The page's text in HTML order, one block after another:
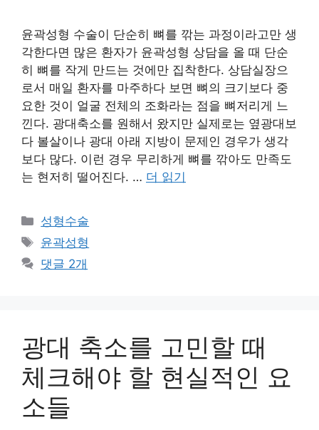
윤곽성형 수술이 단순히 뼈를 깎는 과정이라고만 생
각한다면 많은 환자가 윤곽성형 상담을 올 때 단순
히 뼈를 작게 만드는 것에만 집착한다. 상담실장으
로서 매일 환자를 마주하다 보면 뼈의 크기보다 중
요한 것이 얼굴 전체의 조화라는 점을 뼈저리게 느
낀다. 광대축소를 원해서 왔지만 실제로는 옆광대보
다 볼살이나 광대 아래 지방이 문제인 경우가 생각
보다 많다. 이런 경우 무리하게 뼈를 깎아도 만족도
는 현저히 떨어진다. … 더 읽기
카
테
리
성형수술
태
그
윤곽성형
댓글 2개
광대 축소를 고민할 때
체크해야 할 현실적인 요
소들